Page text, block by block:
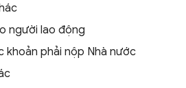
người lao động
khoản phải nộp Nhà nước